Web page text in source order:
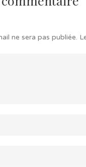
ne sera pas publiée.